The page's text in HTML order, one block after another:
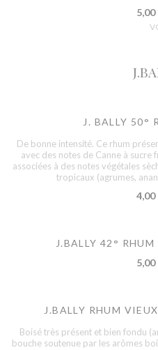
5,00
J. BALLY 50°
De bonne intensité. Ce rhum
avec des notes de Canne à sucre
associées à des notes végétales
tropicaux (agrumes,
4,00
J.BALLY 42°
5,00
J.BALLY RHUM
Boisé très présent et bien fondu
bouche soutenue par les arômes